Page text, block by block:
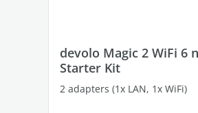
devolo Magic 2 WiFi 6
Starter Kit
2 adapters (1x LAN, 1x WiFi)